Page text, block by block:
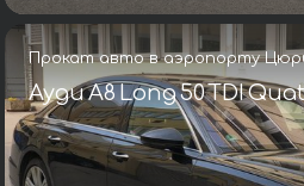
Прокат авто в аэропорту
Ауди A8 Long 50 TDI